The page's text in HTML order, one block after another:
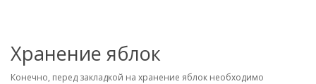
Хранение яблок
Конечно, перед закладкой на хранение яблок необходимо